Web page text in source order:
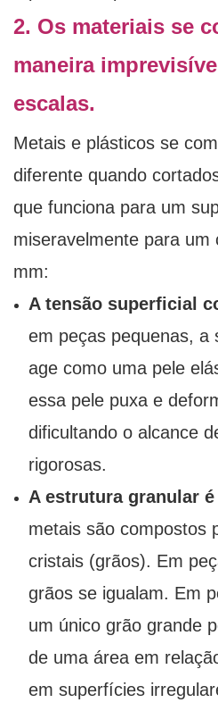
2. Os materiais se
maneira
escalas.
Metais e plásticos se
diferente quando
que funciona para um
miseravelmente para um
mm:
A tensão superficial
em peças pequenas, a
age como uma pele
essa pele puxa e
dificultando o alcance
rigorosas.
A estrutura granular
metais são compostos
cristais (grãos). Em
grãos se igualam. Em
um único grão grande
de uma área em
em superfícies